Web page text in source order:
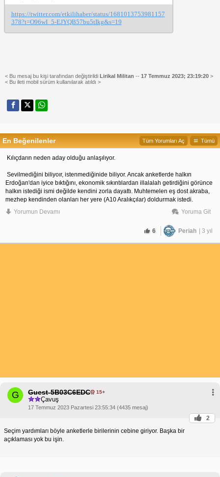
https://twitter.com/etkilihaber/status/1681013753981157
378?t=O96wI_5-EJYQB57bu5tIkg&s=19
< Bu mesaj bu kişi tarafından değiştirildi Lirikal Militan -- 17 Temmuz 2023; 23:19:20 >
< Bu ileti mobil sürüm kullanılarak atıldı >
En Beğenilenler Tümü
Tüm Yorumları Aç
Kılıçdarın neden aday olduğu anlaşılıyor.
Erdoğan'dan iyice bıktığını, ekonomik sıkıntılardan illalalah getirdiğini görünce
halkın istediği ismi değilde kendini zorla dayattı. Muhtemelen eş dost akraba,
mezhep kendinden olanları her yere (A10 Aralıkçılar) doldurmak istedi.
menfaatleri uğruna ülkeyi karanlıpğa gömdü. Hala o koltukta oturuyor
yardakçılarına menfaat sağlamnak için partinin imkanlarını peşkeş çekmek için.
Yorumun Devamı Yoruma Git
6 Periah | 3 yıl
G Guest-5B03C6EDC 15+
Çavuş
17 Temmuz 2023 Pazartesi 23:55:34 (4435 mesaj)
2
Seçim yardımları böyle anketlerle birilerinin cebine giriyor. Başka bir
açıklaması yok bu işin.